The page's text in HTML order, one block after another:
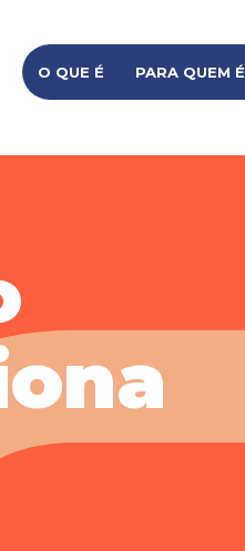
O QUE É PARA QUEM É